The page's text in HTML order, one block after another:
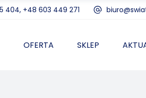
404, +48 603 449 271
OFERTA SKLEP